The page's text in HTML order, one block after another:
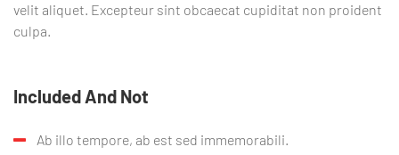
velit aliquet. Excepteur sint obcaecat cupiditat non proident
culpa.
Included And Not
Ab illo tempore, ab est sed immemorabili.